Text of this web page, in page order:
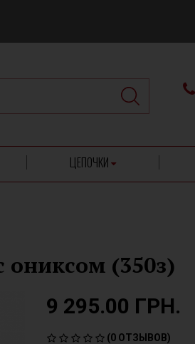
ЦЕПОЧКИ
ониксом (350з)
9 295.00 ГРН.
(0 ОТЗЫВОВ)